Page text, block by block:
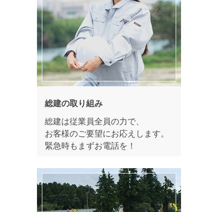
総建の取り組み
総建は従業員全員の力で、
お客様のご要望にお応えします。
緊急時もまずお電話を！